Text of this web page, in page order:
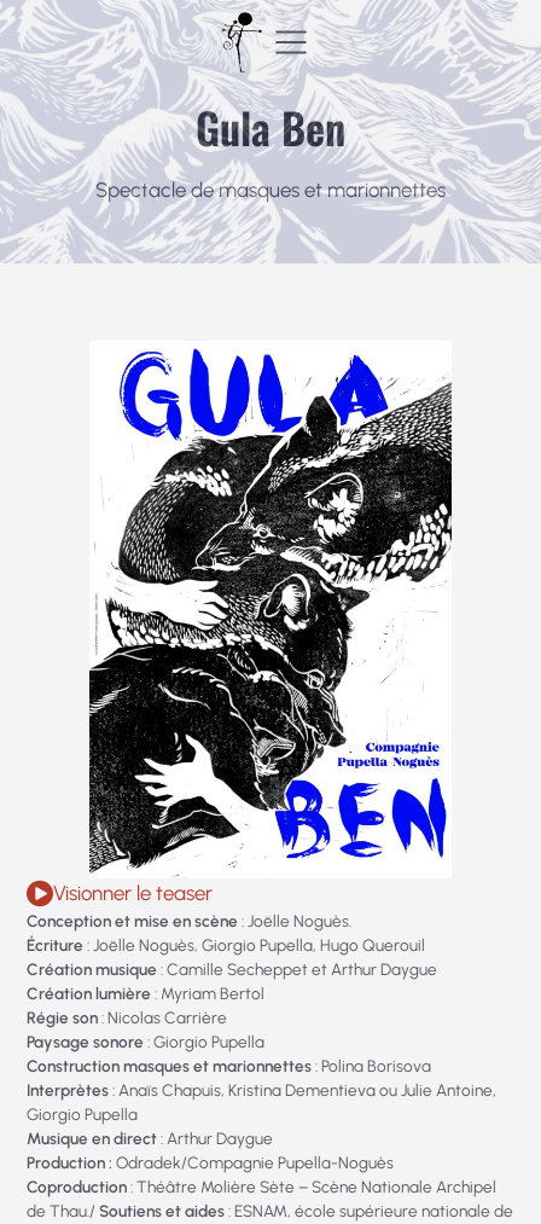
Aller
au
contenu
Gula Ben
Spectacle de masques et marionnettes
Visionner le teaser
Conception et mise en scène : Joëlle Noguès.
Écriture : Joëlle Noguès, Giorgio Pupella, Hugo Querouil
Création musique : Camille Secheppet et Arthur Daygue
Création lumière : Myriam Bertol
Régie son: Nicolas Carrière
Paysage sonore : Giorgio Pupella
Construction masques et marionnettes: Polina Borisova
Interprètes: Anaïs Chapuis, Kristina Dementieva ou Julie Antoine,
Giorgio Pupella
Musique en direct: Arthur Daygue
Production : Odradek/Compagnie Pupella-Noguès
Coproduction: Théâtre Molière Sète – Scène Nationale Archipel
de Thau./Soutiens et aides: ESNAM, école supérieure nationale de